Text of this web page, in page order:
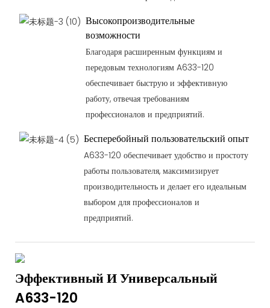
Высокопроизводительные
возможности
Благодаря расширенным функциям и
передовым технологиям A633-120
обеспечивает быструю и эффективную
работу, отвечая требованиям
профессионалов и предприятий.
Бесперебойный пользовательский опыт
A633-120 обеспечивает удобство и простоту
работы пользователя, максимизирует
производительность и делает его идеальным
выбором для профессионалов и
предприятий.
Эффективный И Универсальный
A633-120